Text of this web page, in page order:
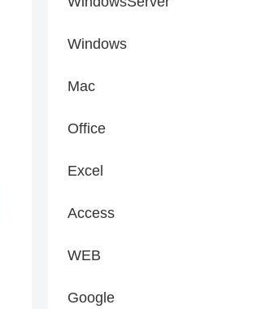
Windows
Mac
Office
Excel
Access
WEB
Google